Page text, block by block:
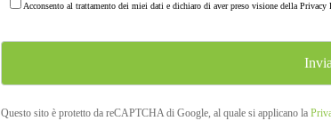
Acconsento al trattamento dei miei dati e dichiaro di aver preso visione dellaPrivacy
Questo sito è protetto da reCAPTCHA di Google, al quale si applicano la